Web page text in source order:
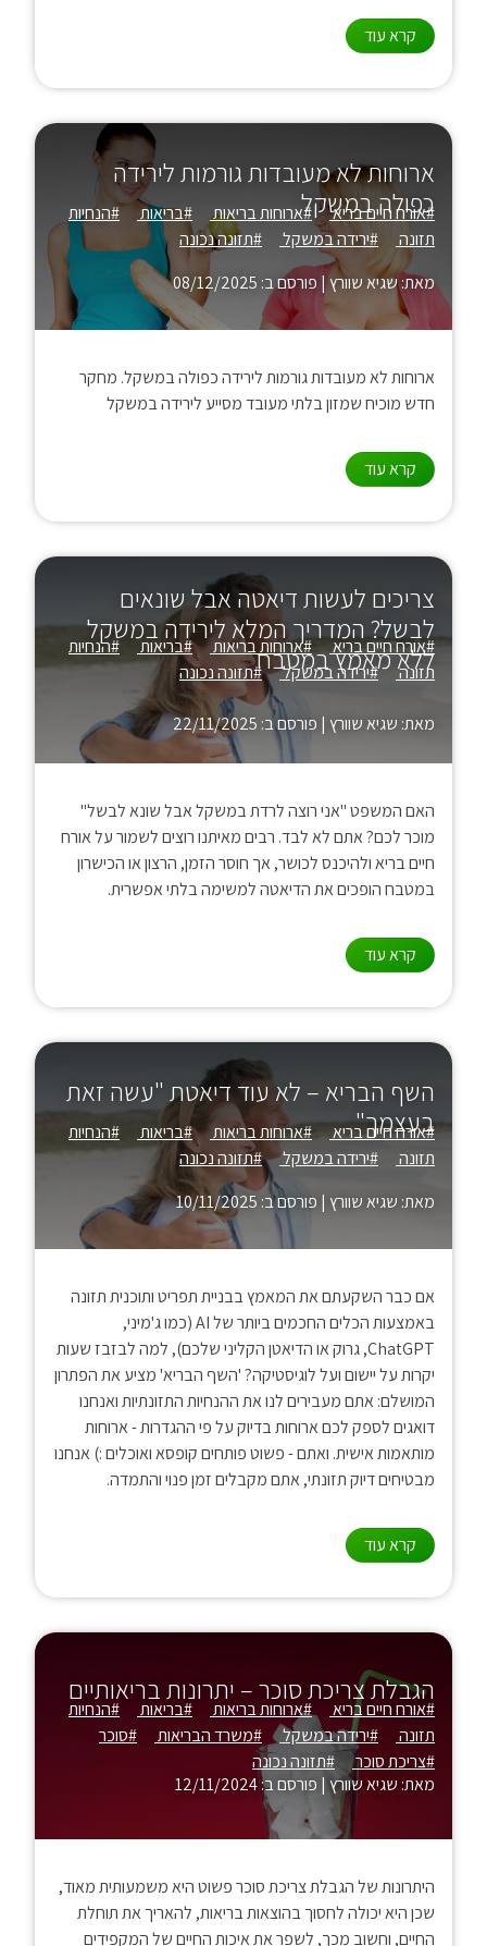
קרא עוד
ארוחות לא מעובדות גורמות לירידה
כפולה במשקל
#אורח חיים בריא #ארוחות בריאות #בריאות
#הנחיות
תזונה
#ירידה במשקל
#תזונה נכונה
מאת: שגיא שוורץ| פורסם ב: 08/12/2025
ארוחות לא מעובדות גורמות לירידה כפולה במשקל. מחקר
חדש מוכיח שמזון בלתי מעובד מסייע לירידה במשקל
קרא עוד
צריכים לעשות דיאטה אבל שונאים
לבשל? המדריך המלא לירידה במשקל
ללא מאמץ במטבח
#אורח חיים בריא #ארוחות בריאות #בריאות
#הנחיות
תזונה
#ירידה במשקל #תזונה נכונה
מאת: שגיא שוורץ | פורסם ב: 22/11/2025
האם המשפט "אני רוצה לרדת במשקל אבל שונא לבשל"
מוכר לכם? אתם לא לבד. רבים מאיתנו רוצים לשמור על אורח
חיים בריא ולהיכנס לכושר, אך חוסר הזמן, הרצון או הכישרון
במטבח הופכים את הדיאטה למשימה בלתי אפשרית.
קרא עוד
השף הבריא – לא עוד דיאטת "עשה זאת
בעצמך"
#אורח חיים בריא #ארוחות בריאות #בריאות
#הנחיות
תזונה
#ירידה במשקל
#תזונה נכונה
מאת: שגיא שוורץ | פורסם ב: 10/11/2025
אם כבר השקעתם את המאמץ בבניית תפריט ותוכנית תזונה
באמצעות הכלים החכמים ביותר של AI (כמו ג'מיני,
ChatGPT, גרוק או הדיאטן הקליני שלכם), למה לבזבז שעות
יקרות על יישום ועל לוגיסטיקה? 'השף הבריא' מציע את הפתרון
המושלם: אתם מעבירים לנו את ההנחיות התזונתיות ואנחנו
דואגים לספק לכם ארוחות בדיוק על פי ההגדרות - ארוחות
מותאמות אישית. ואתם - פשוט פותחים קופסא ואוכלים :) אנחנו
מבטיחים דיוק תזונתי, אתם מקבלים זמן פנוי והתמדה.
קרא עוד
הגבלת צריכת סוכר – יתרונות בריאותיים
#אורח חיים בריא #ארוחות בריאות #בריאות
#הנחיות
תזונה
#ירידה במשקל #משרד הבריאות
#סוכר
#צריכת סוכר
#תזונה נכונה
מאת: שגיא שוורץ | פורסם ב: 12/11/2024
היתרונות של הגבלת צריכת סוכר פשוט היא משמעותית מאוד,
שכן היא יכולה לחסוך בהוצאות בריאות, להאריך את תוחלת
החיים, וחשוב מכך, לשפר את איכות החיים של המקפידים